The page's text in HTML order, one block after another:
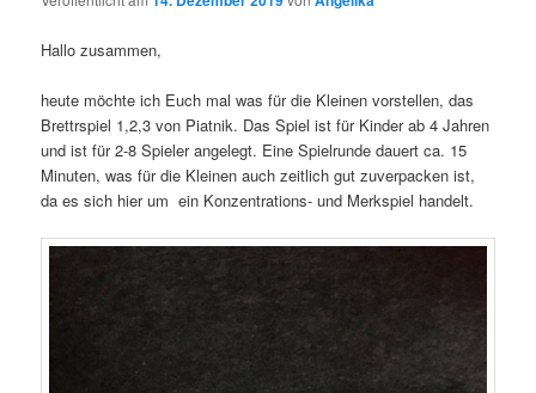
Hallo zusammen,
heute möchte ich Euch mal was für die Kleinen vorstellen, das
Brettrspiel 1,2,3 von Piatnik. Das Spiel ist für Kinder ab 4 Jahren
und ist für 2-8 Spieler angelegt. Eine Spielrunde dauert ca. 15
Minuten, was für die Kleinen auch zeitlich gut zuverpacken ist,
da es sich hier um ein Konzentrations- und Merkspiel handelt.